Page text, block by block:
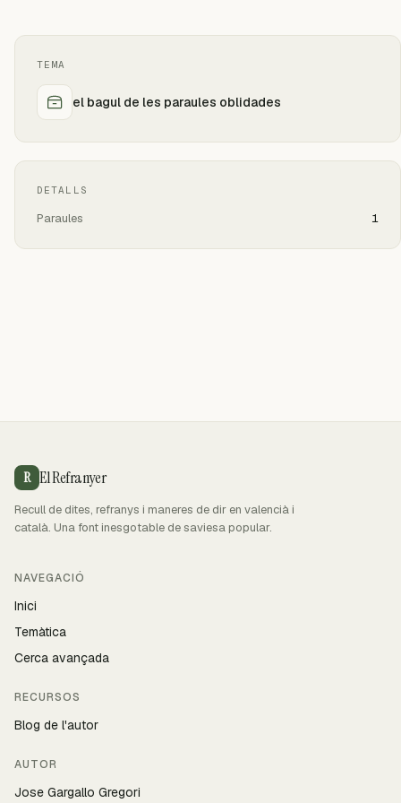
TEMA
el bagul de les paraules oblidades
DETALLS
Paraules 1
R El Refranyer
Recull de dites, refranys i maneres de dir en valencià i
català. Una font inesgotable de saviesa popular.
NAVEGACIÓ
Inici
Temàtica
Cerca avançada
RECURSOS
Blog de l'autor
AUTOR
Jose Gargallo Gregori